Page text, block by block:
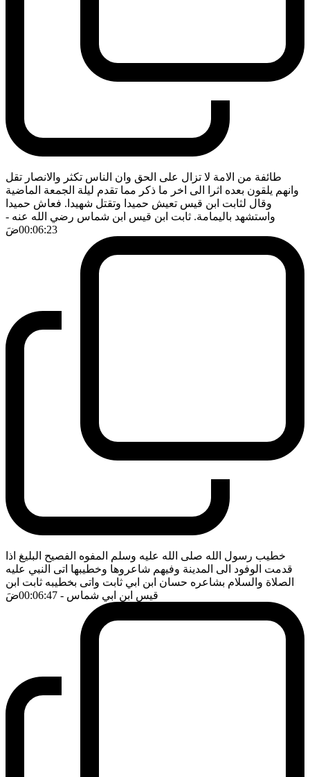
طائفة من الامة لا تزال على الحق وان الناس تكثر والانصار تقل
وانهم يلقون بعده اثرا الى اخر ما ذكر مما تقدم ليلة الجمعة الماضية
وقال لثابت ابن قيس تعيش حميدا وتقتل شهيدا. فعاش حميدا
واستشهد باليمامة. ثابت ابن قيس ابن شماس رضي الله عنه -
00:06:23ضَ
خطيب رسول الله صلى الله عليه وسلم المفوه الفصيح البليغ اذا
قدمت الوفود الى المدينة وفيهم شاعروها وخطيبها اتى النبي عليه
الصلاة والسلام بشاعره حسان ابن ابي ثابت واتى بخطيبه ثابت ابن
قيس ابن ابي شماس - 00:06:47 ضَ